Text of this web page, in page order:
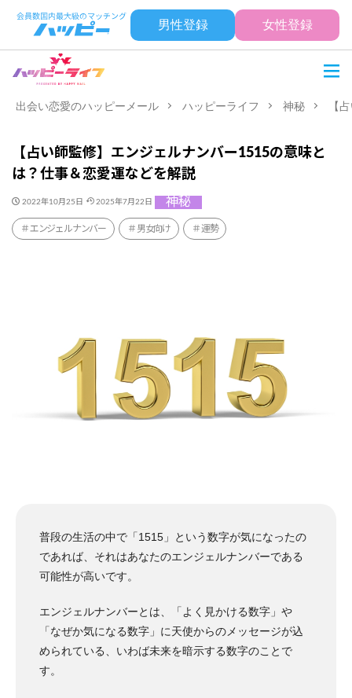
男性登録 女性登録
出会い恋愛のハッピーメール ハッピーライフ 神秘 【
【占い師監修】エンジェルナンバー1515の意味と
は？仕事＆恋愛運などを解説
2022年10月25日 2025年7月22日 神秘
エンジェルナンバー 男女向け 運勢
普段の生活の中で「1515」という数字が気になったの
であれば、それはあなたのエンジェルナンバーである
可能性が高いです。
エンジェルナンバーとは、「よく見かける数字」や
「なぜか気になる数字」に天使からのメッセージが込
められている、いわば未来を暗示する数字のことで
す。